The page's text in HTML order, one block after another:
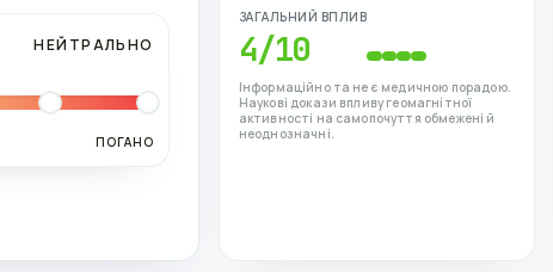
НЕЙТРАЛЬНО
ПОГАНО
ЗАГАЛЬНИЙ ВПЛИВ
4/10
Інформаційно та не є медичною порадою.
Наукові докази впливу геомагнітної
активності на самопочуття обмежені й
неоднозначні.